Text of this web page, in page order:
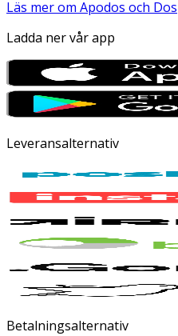
Läs mer om Apodos och
Ladda ner vår app
Leveransalternativ
Betalningsalternativ